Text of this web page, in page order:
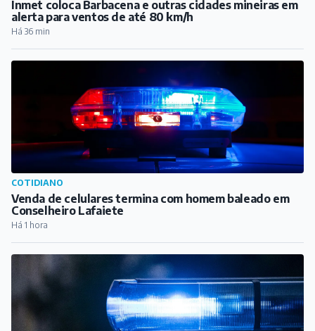
CLIMA EM BARBACENA
COTIDIANO
Há 1 hora